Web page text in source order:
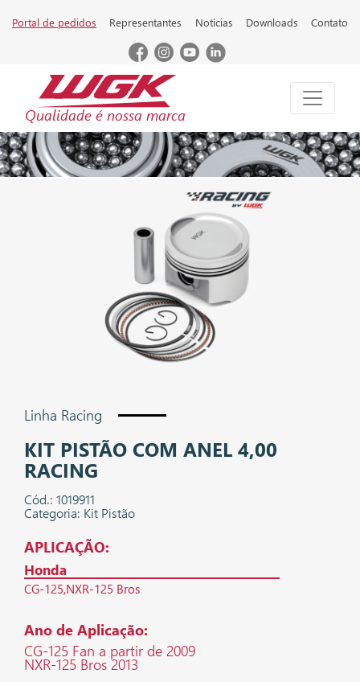
Portal de pedidos Representantes Notícias Downloads Contato
Qualidade é nossa marca
Linha Racing
KIT PISTÃO COM ANEL 4,00
RACING
Cód.: 1019911
Categoria: Kit Pistão
APLICAÇÃO:
Honda
CG-125 NXR-125 Bros
Ano de Aplicação:
CG-125 Fan a partir de 2009
NXR-125 Bros 2013